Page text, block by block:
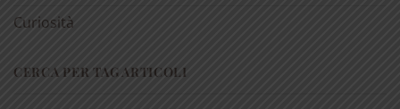
Curiosità
CERCA PER TAG ARTICOLI